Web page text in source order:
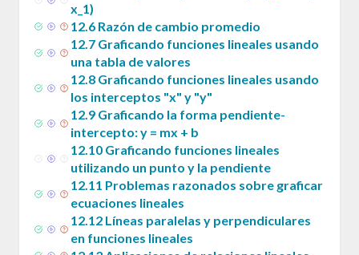
x_1)
12.6 Razón de cambio promedio
12.7 Graficando funciones lineales usando
una tabla de valores
12.8 Graficando funciones lineales usando
los interceptos "x" y "y"
12.9 Graficando la forma pendiente-
intercepto: y = mx + b
12.10 Graficando funciones lineales
utilizando un punto y la pendiente
12.11 Problemas razonados sobre graficar
ecuaciones lineales
12.12 Líneas paralelas y perpendiculares
en funciones lineales